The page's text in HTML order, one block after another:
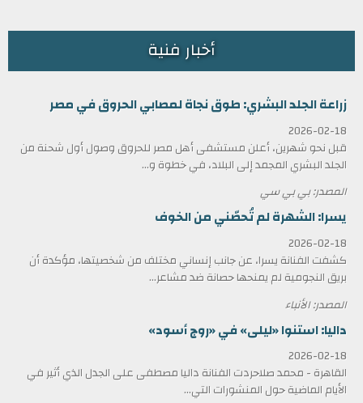
أخبار فنية
زراعة الجلد البشري: طوق نجاة لمصابي الحروق في مصر
2026-02-18
قبل نحو شهرين، أعلن مستشفى أهل مصر للحروق وصول أول شحنة من
الجلد البشري المجمد إلى البلاد، في خطوة و...
المصدر: بي بي سي
يسرا: الشهرة لم تُحصّني من الخوف
2026-02-18
كشفت الفنانة يسرا، عن جانب إنساني مختلف من شخصيتها، مؤكدة أن
بريق النجومية لم يمنحها حصانة ضد مشاعر...
المصدر: الأنباء
داليا: استنوا «ليلى» في «روج أسود»
2026-02-18
القاهرة - محمد صلاحردت الفنانة داليا مصطفى على الجدل الذي أثير في
الأيام الماضية حول المنشورات التي...